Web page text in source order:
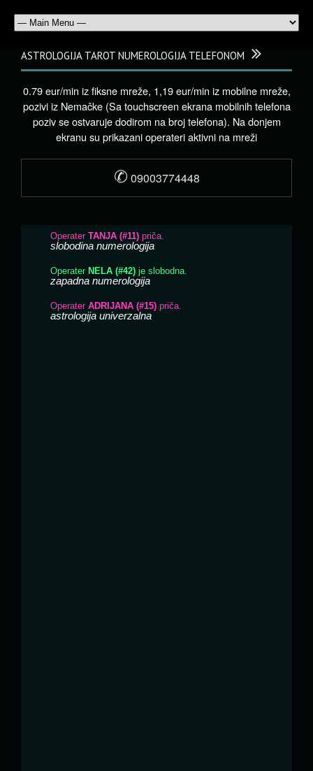
ASTROLOGIJA TAROT NUMEROLOGIJA TELEFONOM
0.79 eur/min iz fiksne mreže, 1,19 eur/min iz mobilne mreže,
pozivi iz Nemačke (Sa touchscreen ekrana mobilnih telefona
poziv se ostvaruje dodirom na broj telefona). Na donjem
ekranu su prikazani operateri aktivni na mreži
✆ 09003774448